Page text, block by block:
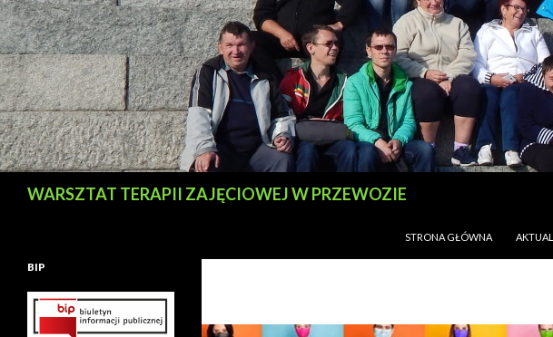
WARSZTAT TERAPII ZAJĘCIOWEJ W PRZEWOZIE
STRONA GŁÓWNA
BIP